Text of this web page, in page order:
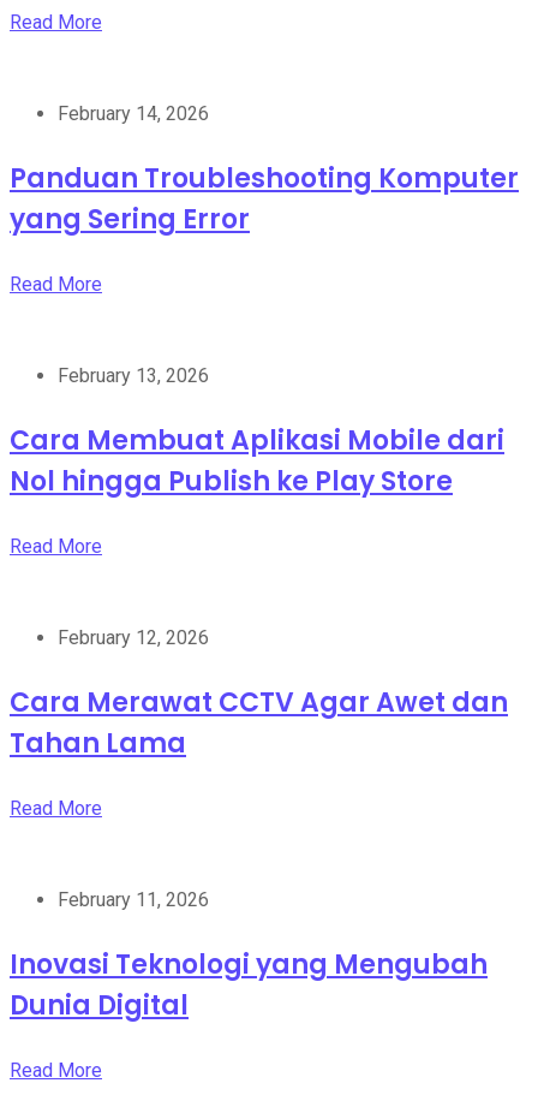
Read More
February 14, 2026
Panduan Troubleshooting Komputer
yang Sering Error
Read More
February 13, 2026
Cara Membuat Aplikasi Mobile dari
Nol hingga Publish ke Play Store
Read More
February 12, 2026
Cara Merawat CCTV Agar Awet dan
Tahan Lama
Read More
February 11, 2026
Inovasi Teknologi yang Mengubah
Dunia Digital
Read More